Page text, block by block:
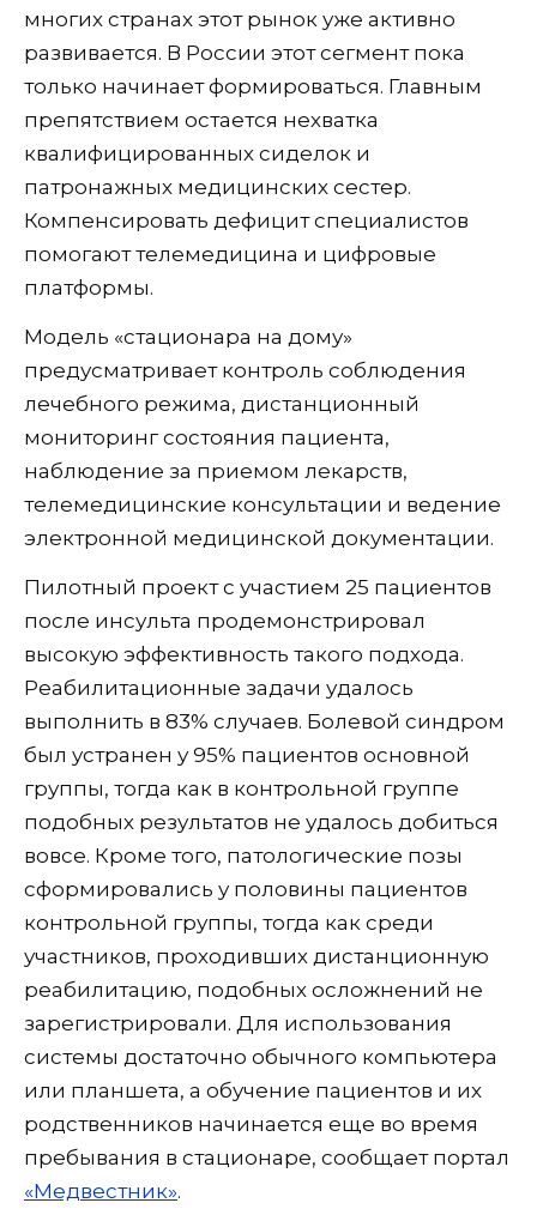
многих странах этот рынок уже активно
развивается. В России этот сегмент пока
только начинает формироваться. Главным
препятствием остается нехватка
квалифицированных сиделок и
патронажных медицинских сестер.
Компенсировать дефицит специалистов
помогают телемедицина и цифровые
платформы.
Модель «стационара на дому»
предусматривает контроль соблюдения
лечебного режима, дистанционный
мониторинг состояния пациента,
наблюдение за приемом лекарств,
телемедицинские консультации и ведение
электронной медицинской документации.
Пилотный проект с участием 25 пациентов
после инсульта продемонстрировал
высокую эффективность такого подхода.
Реабилитационные задачи удалось
выполнить в 83% случаев. Болевой синдром
был устранен у 95% пациентов основной
группы, тогда как в контрольной группе
подобных результатов не удалось добиться
вовсе. Кроме того, патологические позы
сформировались у половины пациентов
контрольной группы, тогда как среди
участников, проходивших дистанционную
реабилитацию, подобных осложнений не
зарегистрировали. Для использования
системы достаточно обычного компьютера
или планшета, а обучение пациентов и их
родственников начинается еще во время
пребывания в стационаре, сообщает портал
«Медвестник».